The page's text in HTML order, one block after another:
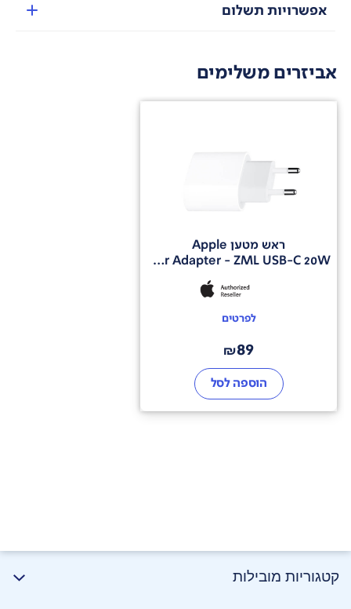
M2המהיר להפליא, מביא דור חדש של ביצועים
עוצמתיים לאייפד אייר!
הקודם.
Photomator ועוד... והכל ביעילות מדהימה לחיי סוללה
ארוכים במיוחד.
iPadOSואפליקציות
מערכת ההפעלה iPadOS
מאפשרת לכם לעשות את כל
אפשרויות תשלום
אביזרים משלימים
ראש מטען Apple
Power Adapter - ZML USB-C 20W
לפרטים
89
₪
הוספה לסל
קטגוריות מובילות